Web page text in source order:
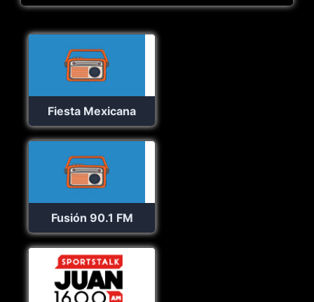
Fiesta Mexicana
Fusión 90.1 FM